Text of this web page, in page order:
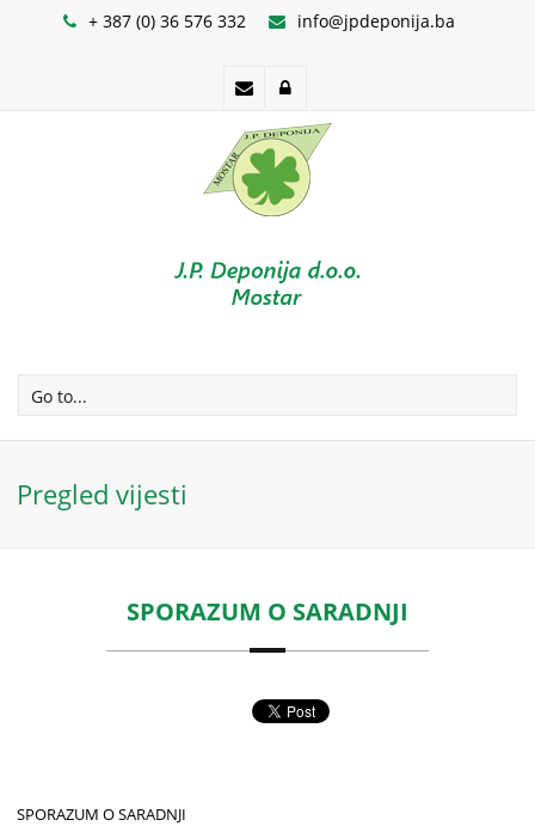
+ 387 (0) 36 576 332 info@jpdeponija.ba
Go to...
Pregled vijesti
SPORAZUM O SARADNJI
SPORAZUM O SARADNJI